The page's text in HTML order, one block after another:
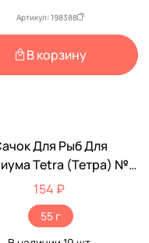
Артикул: 198388
В корзину
Для Рыб Для
Tetra (Тетра) №4
15*13*30см 724471
154 ₽
55 г